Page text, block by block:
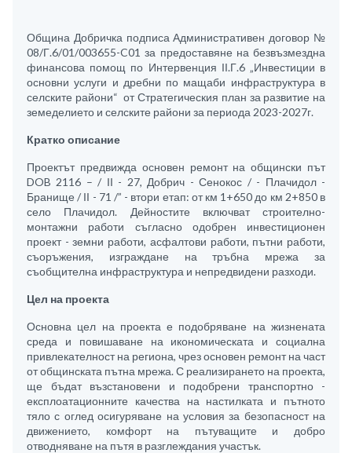
Община Добричка подписа Административен договор №
08/Г.6/01/003655-C01 за предоставяне на безвъзмездна
финансова помощ по Интервенция ІІ.Г.6 „Инвестиции в
основни услуги и дребни по мащаби инфраструктура в
селските райони“ от Стратегическия план за развитие на
земеделието и селските райони за периода 2023-2027г.
Кратко описание
Проектът предвижда основен ремонт на общински път
DOB 2116 – / ІІ - 27, Добрич - Сенокос / - Плачидол -
Бранище / ІІ - 71 /” - втори етап: от км 1+650 до км 2+850 в
село Плачидол. Дейностите включват строително-
монтажни работи съгласно одобрен инвестиционен
проект - земни работи, асфалтови работи, пътни работи,
съоръжения, изграждане на тръбна мрежа за
съобщителна инфраструктура и непредвидени разходи.
Цел на проекта
Основна цел на проекта е подобряване на жизнената
среда и повишаване на икономическата и социална
привлекателност на региона, чрез основен ремонт на част
от общинската пътна мрежа. С реализирането на проекта,
ще бъдат възстановени и подобрени транспортно -
експлоатационните качества на настилката и пътното
тяло с оглед осигуряване на условия за безопасност на
движението, комфорт на пътуващите и добро
отводняване на пътя в разглеждания участък.